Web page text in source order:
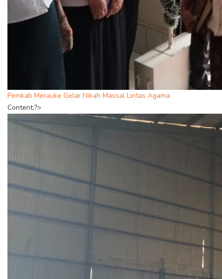
Pemkab Merauke Gelar Nikah Massal Lintas Agama
Content;?>